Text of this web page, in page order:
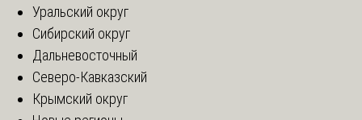
Уральский округ
Сибирский округ
Дальневосточный
Северо-Кавказский
Крымский округ